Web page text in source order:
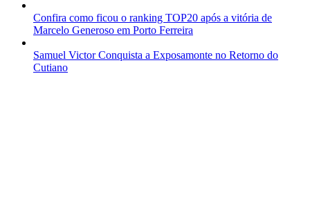
Confira como ficou o ranking TOP20 após a vitória de
Marcelo Generoso em Porto Ferreira
Samuel Victor Conquista a Exposamonte no Retorno do
Cutiano